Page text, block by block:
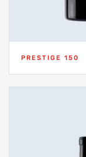
PRESTIGE 150